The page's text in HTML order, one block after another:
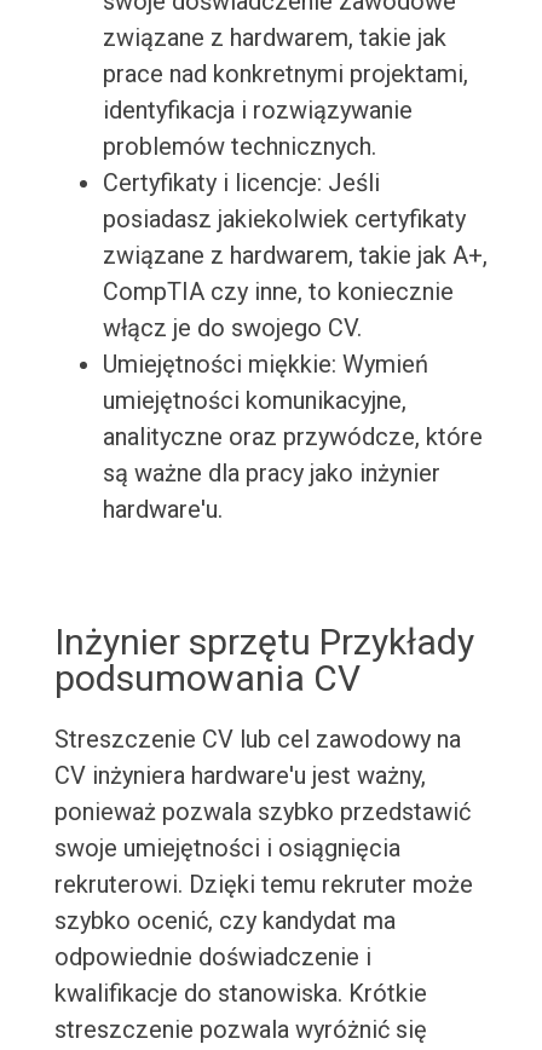
związane z hardwarem, takie jak
prace nad konkretnymi projektami,
identyfikacja i rozwiązywanie
problemów technicznych.
Certyfikaty i licencje: Jeśli
posiadasz jakiekolwiek certyfikaty
związane z hardwarem, takie jak A+,
CompTIA czy inne, to koniecznie
włącz je do swojego CV.
Umiejętności miękkie: Wymień
umiejętności komunikacyjne,
analityczne oraz przywódcze, które
są ważne dla pracy jako inżynier
hardware'u.
Inżynier sprzętu Przykłady
podsumowania CV
Streszczenie CV lub cel zawodowy na
CV inżyniera hardware'u jest ważny,
ponieważ pozwala szybko przedstawić
swoje umiejętności i osiągnięcia
rekruterowi. Dzięki temu rekruter może
szybko ocenić, czy kandydat ma
odpowiednie doświadczenie i
kwalifikacje do stanowiska. Krótkie
streszczenie pozwala wyróżnić się